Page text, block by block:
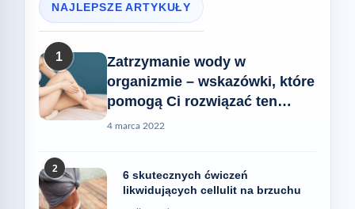
NAJLEPSZE ARTYKUŁY
1
Zatrzymanie wody w
organizmie – wskazówki, które
pomogą Ci rozwiązać ten
problem
4 marca 2022
2
6 skutecznych ćwiczeń
likwidujących cellulit na brzuchu